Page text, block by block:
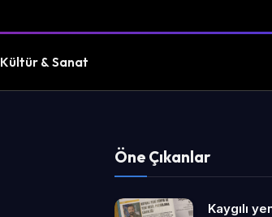
Kültür & Sanat
Öne Çıkanlar
Kaygılı